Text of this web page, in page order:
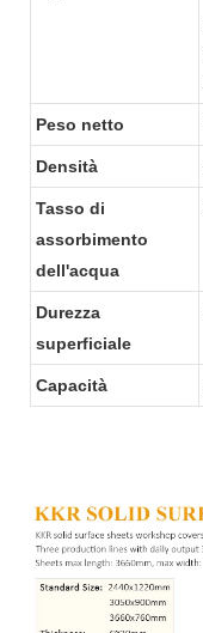
Peso netto
Densità
Tasso di
assorbimento
dell'acqua
Durezza
superficiale
Capacità